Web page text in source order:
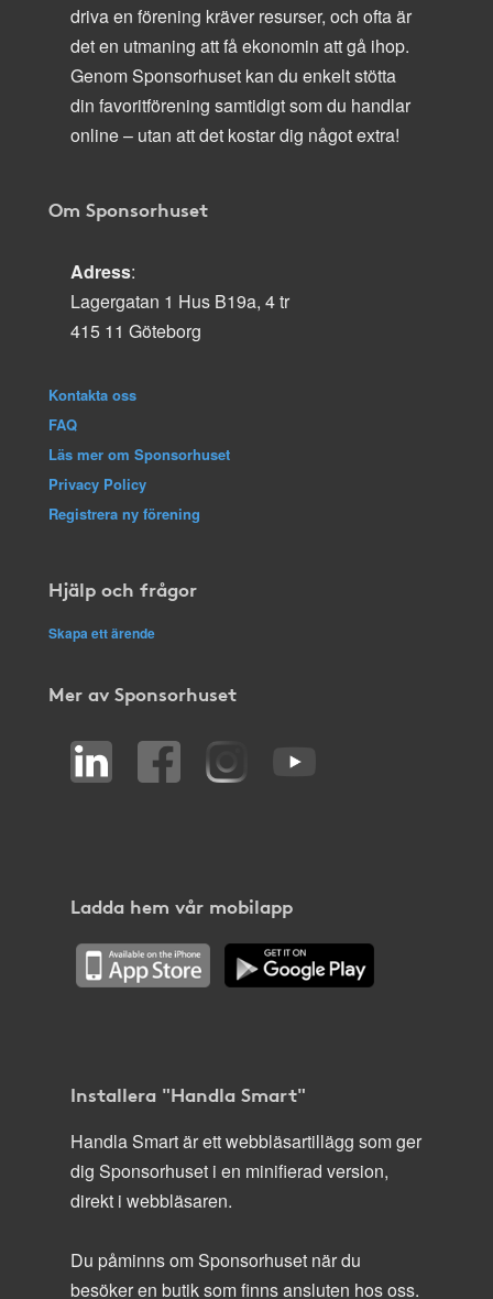
driva en förening kräver resurser, och ofta är
det en utmaning att få ekonomin att gå ihop.
Genom Sponsorhuset kan du enkelt stötta
din favoritförening samtidigt som du handlar
online – utan att det kostar dig något extra!
Om Sponsorhuset
Adress:
Lagergatan 1 Hus B19a, 4 tr
415 11 Göteborg
Kontakta oss
FAQ
Läs mer om Sponsorhuset
Privacy Policy
Registrera ny förening
Hjälp och frågor
Skapa ett ärende
Mer av Sponsorhuset
Ladda hem vår mobilapp
Installera "Handla Smart"
Handla Smart är ett webbläsartillägg som ger
dig Sponsorhuset i en minifierad version,
direkt i webbläsaren.
Du påminns om Sponsorhuset när du
besöker en butik som finns ansluten hos oss.